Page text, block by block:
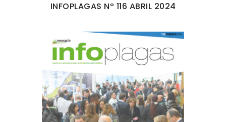
INFOPLAGAS Nº 116 ABRIL 2024